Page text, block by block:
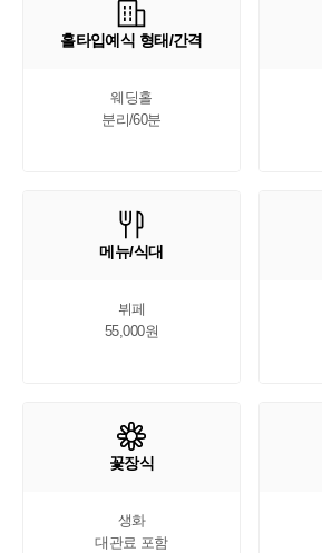
홀타입예식 형태/간격
웨딩홀
분리/60분
메뉴/식대
뷔페
55,000원
꽃장식
생화
대관료 포함